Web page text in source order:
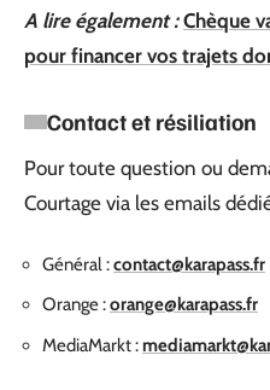
A lire également : Chèque
pour financer vos trajets
Contact et résiliation
Pour toute question ou
Courtage via les emails
Général :contact@karapass.fr
Orange :orange@karapass.fr
MediaMarkt :